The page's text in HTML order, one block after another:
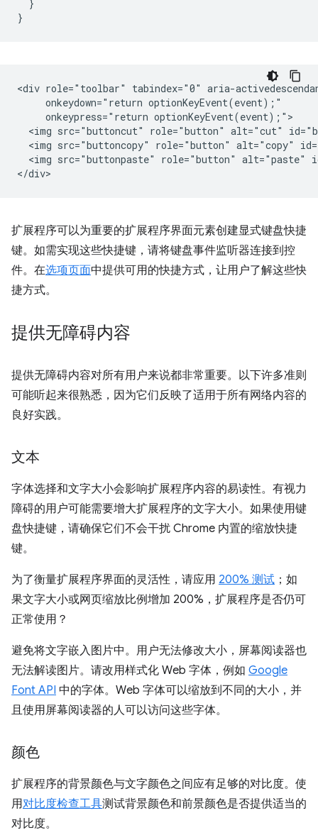
}
}
<div role="toolbar" tabindex="0" aria-
     onkeydown="return optionKeyEvent(event);"
     onkeypress="return optionKeyEvent(event);">
<img src="buttoncut" role="button" alt="cut"
<img src="buttoncopy" role="button" alt="copy"
<img src="buttonpaste" role="button" alt="paste"
扩展程序可以为重要的扩展程序界面元素创建显式键盘快捷
键。如需实现这些快捷键，请将键盘事件监听器连接到控
件。在选项页面中提供可用的快捷方式，让用户了解这些快
捷方式。
提供无障碍内容
提供无障碍内容对所有用户来说都非常重要。以下许多准则
可能听起来很熟悉，因为它们反映了适用于所有网络内容的
良好实践。
文本
字体选择和文字大小会影响扩展程序内容的易读性。有视力
障碍的用户可能需要增大扩展程序的文字大小。如果使用键
盘快捷键，请确保它们不会干扰 Chrome 内置的缩放快捷
键。
为了衡量扩展程序界面的灵活性，请应用 200% 测试 ；如
果文字大小或网页缩放比例增加 200%，扩展程序是否仍可
正常使用？
避免将文字嵌入图片中。用户无法修改大小，屏幕阅读器也
无法解读图片。请改用样式化 Web 字体，例如 Google
Font API 中的字体。Web 字体可以缩放到不同的大小，并
且使用屏幕阅读器的人可以访问这些字体。
颜色
扩展程序的背景颜色与文字颜色之间应有足够的对比度。使
用对比度检查工具测试背景颜色和前景颜色是否提供适当的
对比度。